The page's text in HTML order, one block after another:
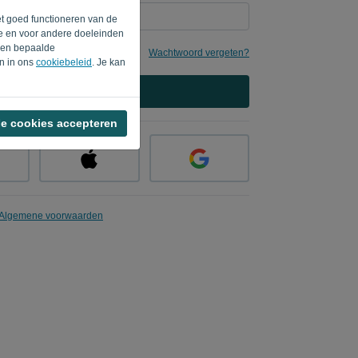
goed functioneren van de
en voor andere doeleinden
bepaalde
in ons cookiebeleid . Je kan
cookies accepteren
Wachtwoord vergeten?
voorwaarden